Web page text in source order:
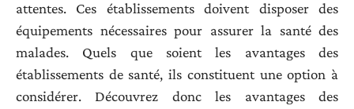
attentes. Ces établissements doivent disposer des
équipements nécessaires pour assurer la santé des
malades. Quels que soient les avantages des
établissements de santé, ils constituent une option à
considérer. Découvrez donc les avantages des